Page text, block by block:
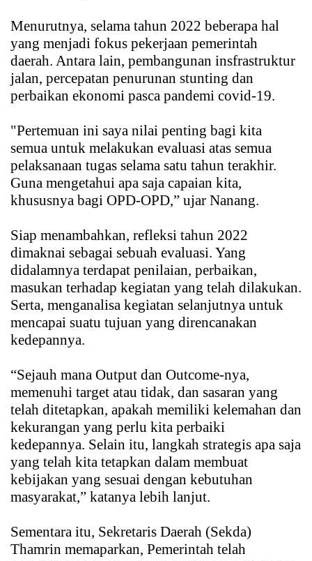
Menurutnya, selama tahun 2022 beberapa hal
yang menjadi fokus pekerjaan pemerintah
daerah. Antara lain, pembangunan insfrastruktur
jalan, percepatan penurunan stunting dan
perbaikan ekonomi pasca pandemi covid-19.
"Pertemuan ini saya nilai penting bagi kita
semua untuk melakukan evaluasi atas semua
pelaksanaan tugas selama satu tahun terakhir.
Guna mengetahui apa saja capaian kita,
khususnya bagi OPD-OPD,” ujar Nanang.
Siap menambahkan, refleksi tahun 2022
dimaknai sebagai sebuah evaluasi. Yang
didalamnya terdapat penilaian, perbaikan,
masukan terhadap kegiatan yang telah dilakukan.
Serta, menganalisa kegiatan selanjutnya untuk
mencapai suatu tujuan yang direncanakan
kedepannya.
“Sejauh mana Output dan Outcome-nya,
memenuhi target atau tidak, dan sasaran yang
telah ditetapkan, apakah memiliki kelemahan dan
kekurangan yang perlu kita perbaiki
kedepannya. Selain itu, langkah strategis apa saja
yang telah kita tetapkan dalam membuat
kebijakan yang sesuai dengan kebutuhan
masyarakat,” katanya lebih lanjut.
Sementara itu, Sekretaris Daerah (Sekda)
Thamrin memaparkan, Pemerintah telah